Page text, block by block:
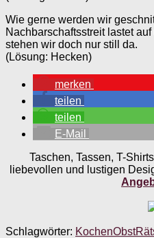
Wie gerne werden wir
Nachbarschaftsstreit lastet
stehen wir doch nur still da.
(Lösung: Hecken)
merken
teilen
teilen
E-Mail
Taschen, Tassen, T-
liebevollen und lustigen
Schlagwörter: KochenObst